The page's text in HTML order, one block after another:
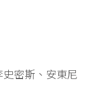
密斯、安東尼